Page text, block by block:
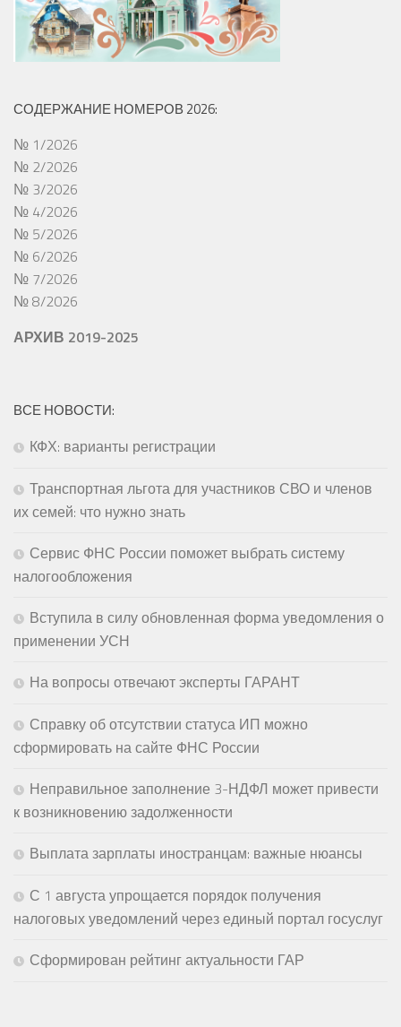
СОДЕРЖАНИЕ НОМЕРОВ 2026:
№ 1/2026
№ 2/2026
№ 3/2026
№ 4/2026
№ 5/2026
№ 6/2026
№ 7/2026
№ 8/2026
АРХИВ 2019-2025
ВСЕ НОВОСТИ:
КФХ: варианты регистрации
Транспортная льгота для участников СВО и членов
их семей: что нужно знать
Сервис ФНС России поможет выбрать систему
налогообложения
Вступила в силу обновленная форма уведомления о
применении УСН
На вопросы отвечают эксперты ГАРАНТ
Справку об отсутствии статуса ИП можно
сформировать на сайте ФНС России
Неправильное заполнение 3-НДФЛ может привести
к возникновению задолженности
Выплата зарплаты иностранцам: важные нюансы
С 1 августа упрощается порядок получения
налоговых уведомлений через единый портал госуслуг
Сформирован рейтинг актуальности ГАР